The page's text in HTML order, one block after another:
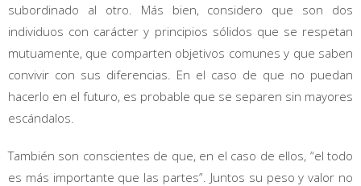
subordinado al otro. Más bien, considero que son dos
individuos con carácter y principios sólidos que se respetan
mutuamente, que comparten objetivos comunes y que saben
convivir con sus diferencias. En el caso de que no puedan
hacerlo en el futuro, es probable que se separen sin mayores
escándalos.
También son conscientes de que, en el caso de ellos, “el todo
es más importante que las partes”. Juntos su peso y valor no